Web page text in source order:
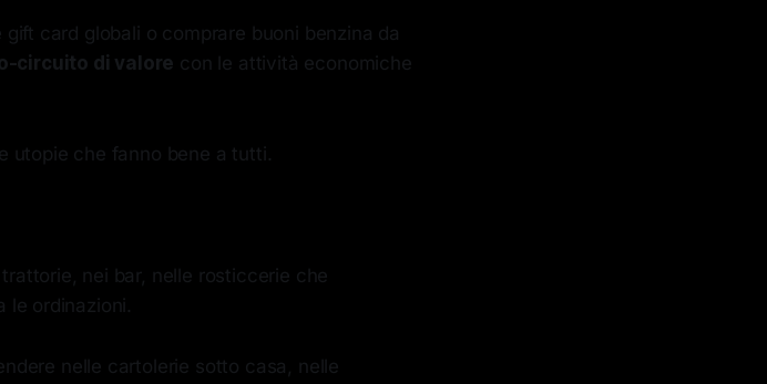
card globali o comprare buoni benzina da
circuito di valore con le attività economiche
utopie che fanno bene a tutti.
nei bar, nelle rosticcerie che
le ordinazioni.
nelle cartolerie sotto casa, nelle